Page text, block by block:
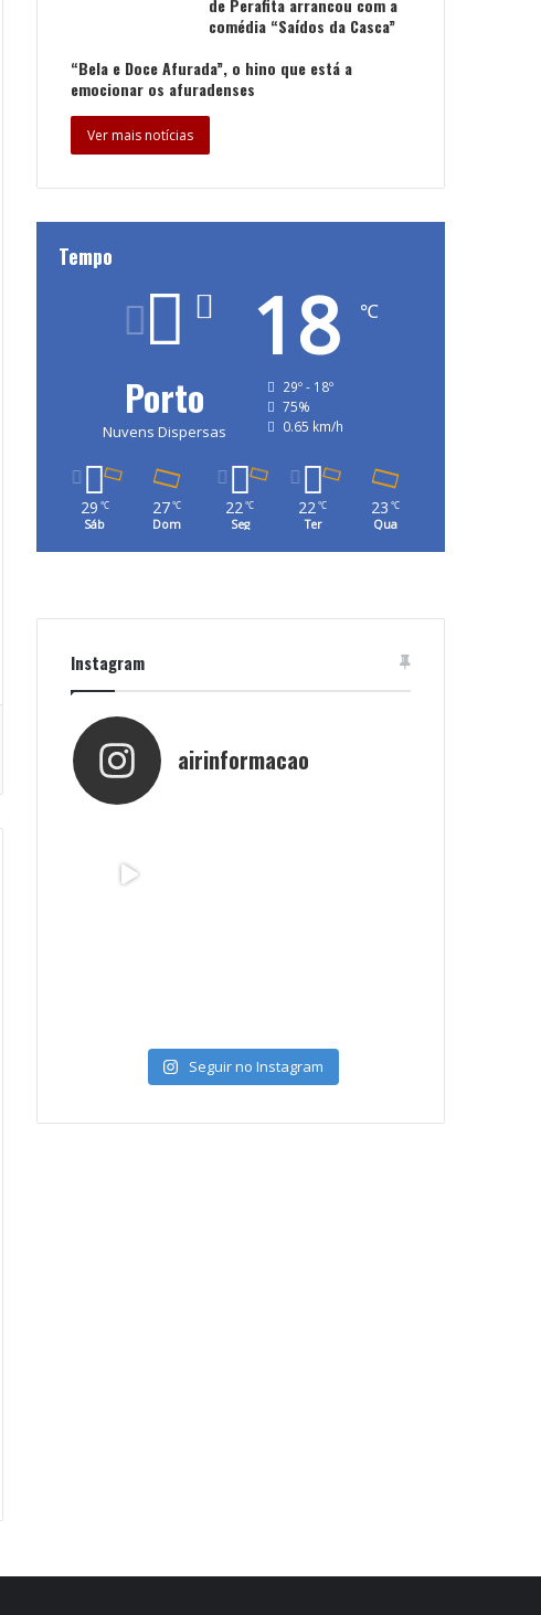
de Perafita arrancou com a
comédia “Saídos da Casca”
“Bela e Doce Afurada”, o hino que está a
emocionar os afuradenses
Ver mais notícias
Tempo
Porto
Nuvens Dispersas
18 ℃
29º - 18º
75%
0.65 km/h
29 ℃
Sáb
27℃
Dom
22℃
Seg
22℃
Ter
23 ℃
Qua
Instagram
airinformacao
Seguir no Instagram